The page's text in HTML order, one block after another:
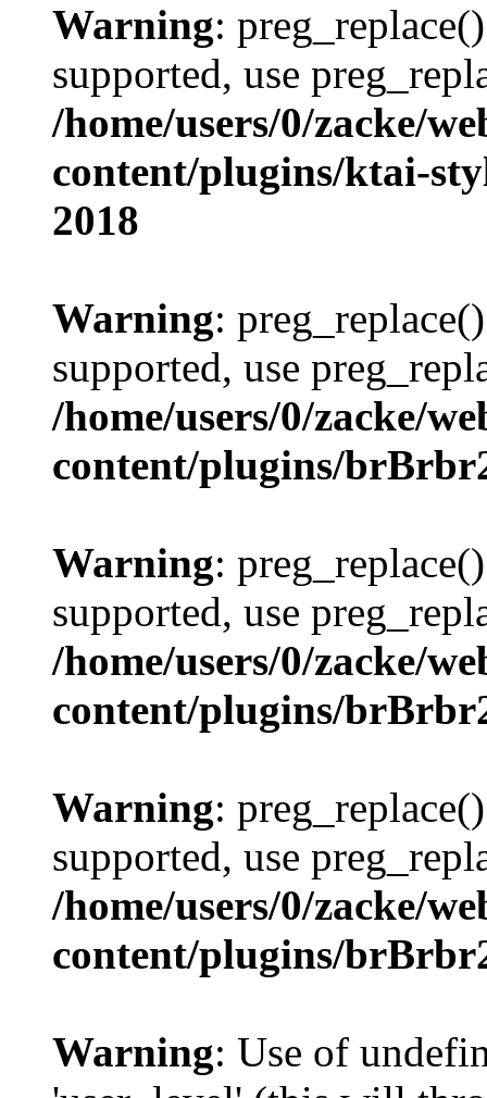
Warning:
supported, use
/home/users/0/zacke/
content/plugins/ktai-
2018
Warning:
supported, use
/home/users/0/zacke/
content/plugins/
Warning:
supported, use
/home/users/0/zacke/
content/plugins/
Warning:
supported, use
/home/users/0/zacke/
content/plugins/
Warning: Use of